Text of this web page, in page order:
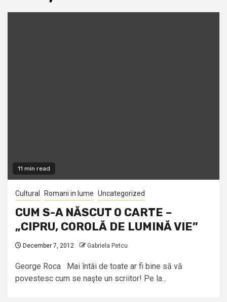
11 min read
Cultural Romani in lume Uncategorized
CUM S-A NĂSCUT O CARTE –
„CIPRU, COROLĂ DE LUMINĂ VIE”
December 7, 2012 Gabriela Petcu
George Roca Mai întâi de toate ar fi bine să vă
povestesc cum se naşte un scriitor! Pe la...